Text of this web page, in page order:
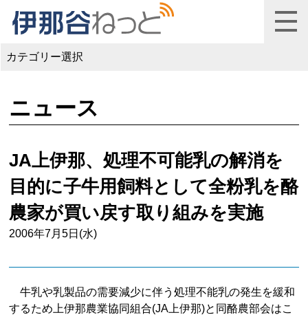
カテゴリー選択
ニュース
JA上伊那、処理不可能乳の解消を
目的に子牛用飼料として全粉乳を酪
農家が買い戻す取り組みを実施
2006年7月5日(水)
牛乳や乳製品の需要減少に伴う処理不能乳の発生を緩和
するため上伊那農業協同組合(JA上伊那)と同酪農部会はこ